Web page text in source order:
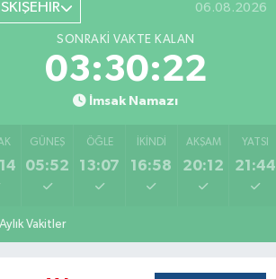
06.08.2026
SONRAKI VAKTE KALAN
03:30:21
İmsak Namazı
GÜNEŞ
05:52
ÖĞLE
13:07
İKINDI
16:58
AKŞAM
20:12
YATSI
21:44
Aylık Vakitler